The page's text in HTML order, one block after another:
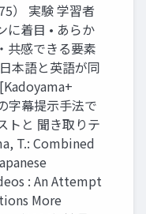
） 実験 学習者
に着目 • あらか
共感できる要素
本語と英語が同
字幕提示手法で
トと 聞き取りテ
T.: Combined
: An Attempt
More